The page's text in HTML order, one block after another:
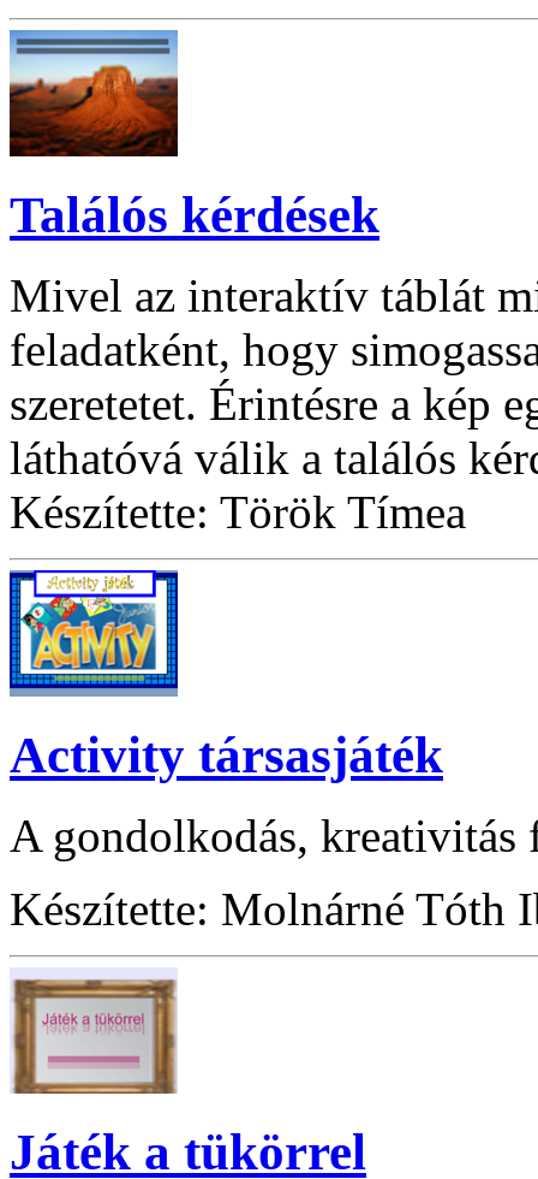
Találós kérdések
Mivel az interaktív táblát
feladatként, hogy
szeretetet. Érintésre a kép
láthatóvá válik a találós
Készítette: Török Tímea
Activity társasjáték
A gondolkodás, kreativitás
Készítette: Molnárné Tóth
Játék a tükörrel